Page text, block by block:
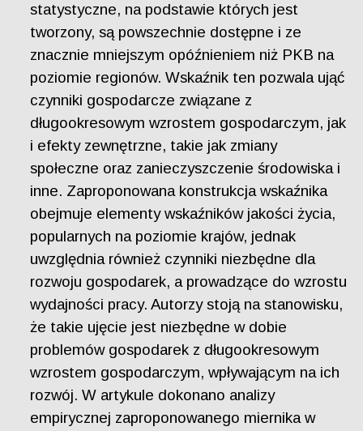
statystyczne, na podstawie których jest
tworzony, są powszechnie dostępne i ze
znacznie mniejszym opóźnieniem niż PKB na
poziomie regionów. Wskaźnik ten pozwala ująć
czynniki gospodarcze związane z
długookresowym wzrostem gospodarczym, jak
i efekty zewnętrzne, takie jak zmiany
społeczne oraz zanieczyszczenie środowiska i
inne. Zaproponowana konstrukcja wskaźnika
obejmuje elementy wskaźników jakości życia,
popularnych na poziomie krajów, jednak
uwzględnia również czynniki niezbędne dla
rozwoju gospodarek, a prowadzące do wzrostu
wydajności pracy. Autorzy stoją na stanowisku,
że takie ujęcie jest niezbędne w dobie
problemów gospodarek z długookresowym
wzrostem gospodarczym, wpływającym na ich
rozwój. W artykule dokonano analizy
empirycznej zaproponowanego miernika w